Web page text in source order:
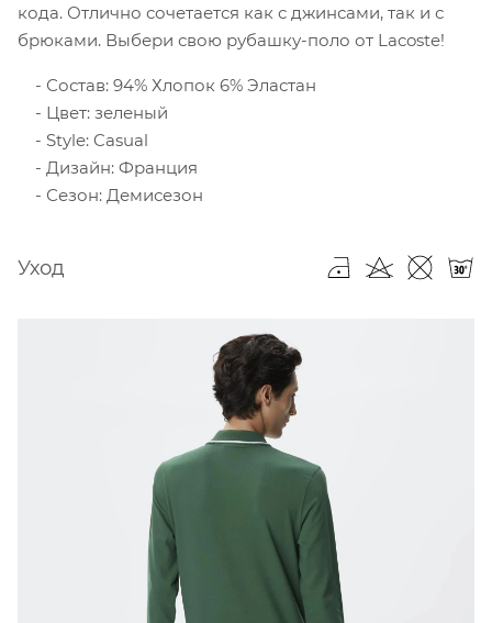
кода. Отлично сочетается как с джинсами, так и с
брюками. Выбери свою рубашку-поло от Lacoste!
Состав: 94% Хлопок 6% Эластан
Цвет: зеленый
Style: Casual
Дизайн: Франция
Сезон: Демисезон
Уход